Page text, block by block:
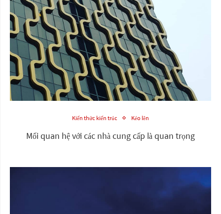
Kiến thức kiến trúc Kéo lên
Mối quan hệ với các nhà cung cấp là quan trọng